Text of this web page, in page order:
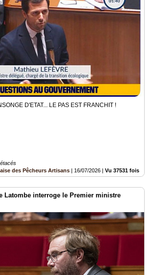
D'ETAT... LE PAS EST FRANCHIT !
des Pêcheurs Artisans | 16/07/2026 | Vu 37531 fois
Latombe interroge le Premier ministre